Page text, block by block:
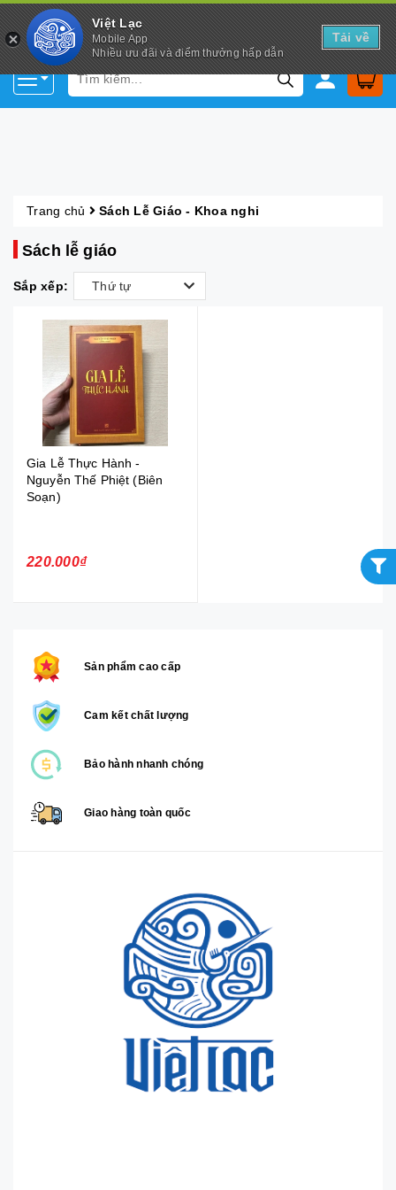
Việt Lạc
Mobile App
Nhiều ưu đãi và điểm thưởng hấp dẫn
Tải về
Trang chủ Sách Lễ Giáo - Khoa nghi
Sách lễ giáo
Sắp xếp: Thứ tự
Gia Lễ Thực Hành -
Nguyễn Thế Phiệt (Biên
Soạn)
220.000₫
Sản phẩm cao cấp
Cam kết chất lượng
Bảo hành nhanh chóng
Giao hàng toàn quốc